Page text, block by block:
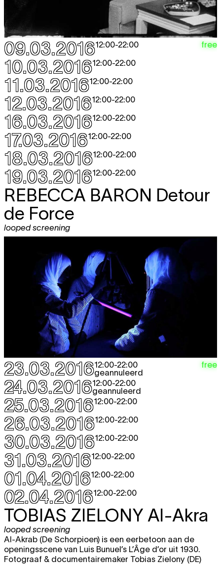
09.03.201612:00-22:00
10.03.201612:00-22:00
11.03.201612:00-22:00
12.03.201612:00-22:00
16.03.201612:00-22:00
17.03.201612:00-22:00
18.03.201612:00-22:00
19.03.201612:00-22:00
free
REBECCA BARON Detour
de Force
looped screening
23.03.201612:00-22:00
geannuleerd
24.03.201612:00-22:00
geannuleerd
25.03.201612:00-22:00
26.03.201612:00-22:00
30.03.201612:00-22:00
31.03.201612:00-22:00
01.04.201612:00-22:00
02.04.201612:00-22:00
free
TOBIAS ZIELONY Al-Akra
looped screening
Al-Akrab (De Schorpioen) is een eerbetoon aan de
openingsscene van Luis Bunuel’s L’Âge d’or uit 1930.
Fotograaf & documentairemaker Tobias Zielony (DE)